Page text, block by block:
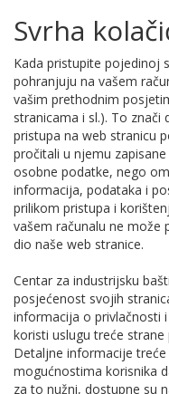
Svrha
Kada pristupite pojedinoj
pohranjuju na vašem
vašim prethodnim
stranicama i sl.). To
pristupa na web stranicu
pročitali u njemu
osobne podatke, nego
informacija, podataka i
prilikom pristupa i
vašem računalu ne može
dio naše web stranice.
Centar za industrijsku
posjećenost svojih
informacija o privlačnosti
koristi uslugu treće
Detaljne informacije
mogućnostima korisnika
za to nužni, dostupne su